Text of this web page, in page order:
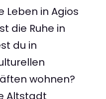
Leben in Agios
die Ruhe in
du in
wohnen?